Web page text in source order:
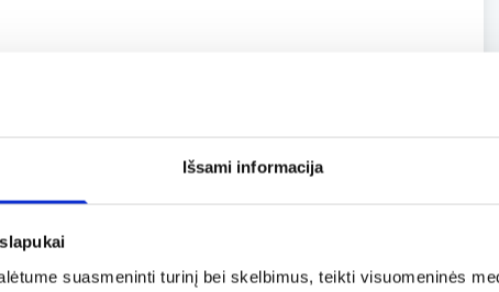
Išsami informacija
suasmeninti turinį bei skelbimus, teikti visuomeninės
pasipuošiantys raudonu aguonų kilimu. Aplankę
šių regionų kaimo vietoves. Paprastai aguonos čia
į Čelsį, kur vyksta kasmetinė Gėlių šventė,
sodininkystės bendrijos (Royal Horticultural
21-25 dienomis.